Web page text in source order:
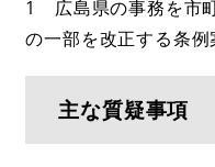
1 広島県の事務を市
の一部を改正する条例
主な質疑事項